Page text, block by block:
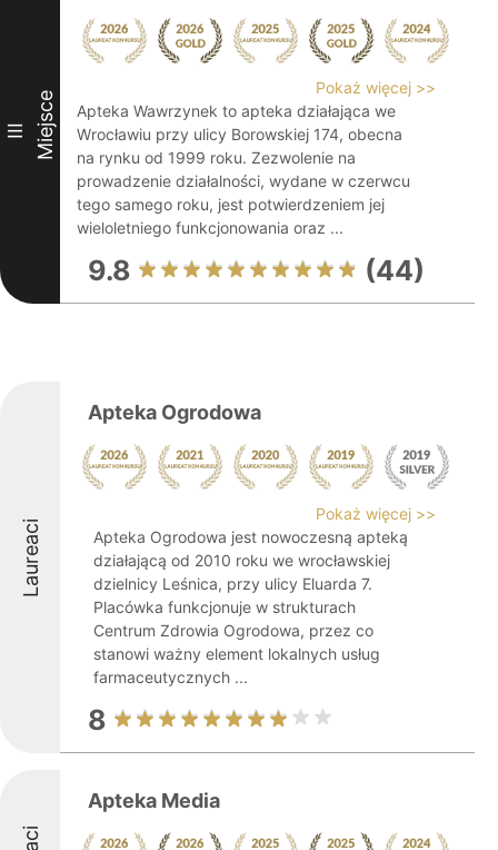
III Miejsce
Pokaż więcej >>
Apteka Wawrzynek to apteka działająca we
Wrocławiu przy ulicy Borowskiej 174, obecna
na rynku od 1999 roku. Zezwolenie na
prowadzenie działalności, wydane w czerwcu
tego samego roku, jest potwierdzeniem jej
wieloletniego funkcjonowania oraz ...
9.8 (44)
Laureaci
Apteka Ogrodowa
Pokaż więcej >>
Apteka Ogrodowa jest nowoczesną apteką
działającą od 2010 roku we wrocławskiej
dzielnicy Leśnica, przy ulicy Eluarda 7.
Placówka funkcjonuje w strukturach
Centrum Zdrowia Ogrodowa, przez co
stanowi ważny element lokalnych usług
farmaceutycznych ...
8
Apteka Media